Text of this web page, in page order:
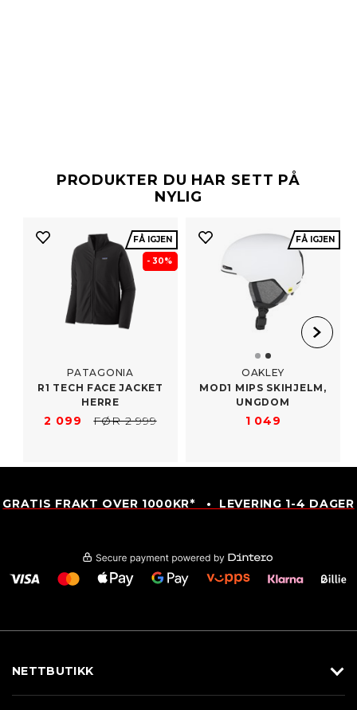
PRODUKTER DU HAR SETT PÅ
NYLIG
FÅ IGJEN
- 30%
PATAGONIA
R1 TECH FACE JACKET
HERRE
2 099 FØR 2 999
FÅ IGJEN
OAKLEY
MOD1 MIPS SKIHJELM,
UNGDOM
1 049
GRATIS FRAKT OVER 1000KR* • LEVERING 1-4 DAGER
NETTBUTIKK